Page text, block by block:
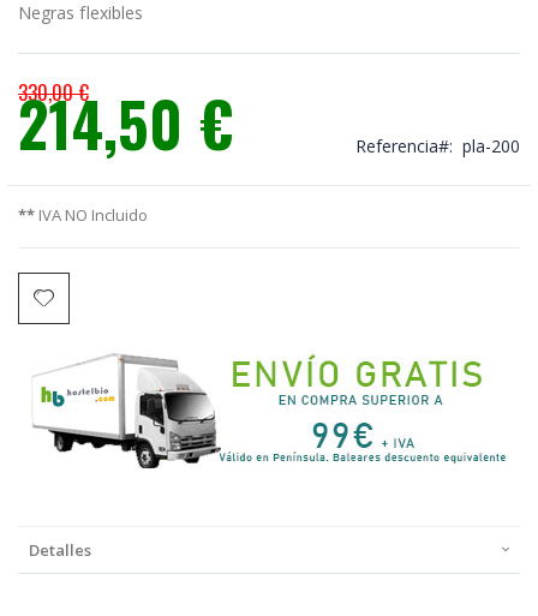
Negras flexibles
330,00 €
Precio
especial
214,50 € Referencia pla-200
** IVA NO Incluido
Detalles